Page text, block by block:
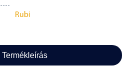
Rubi
Termékleírás